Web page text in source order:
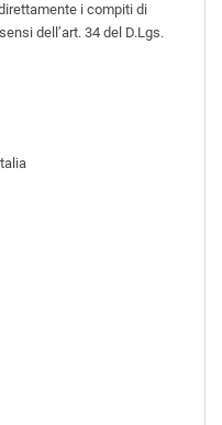
i compiti di
dell’art. 34 del D.Lgs.